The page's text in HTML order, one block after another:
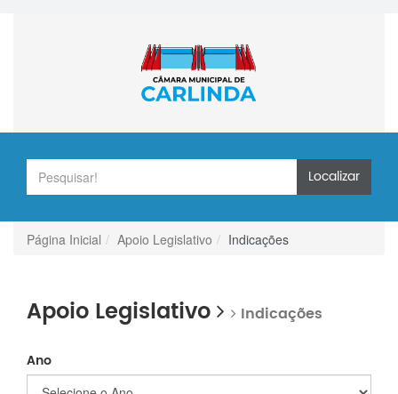
Localizar
Página Inicial Apoio Legislativo Indicações
Apoio Legislativo Indicações
Ano